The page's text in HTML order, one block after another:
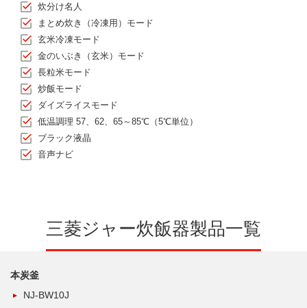
炊分け名人
まとめ炊き（冷凍用）モード
玄米冷凍モード
金のいぶき（玄米）モード
長粒米モード
炒飯モード
ダイズライスモード
低温調理 57、62、65～85℃（5℃単位）
ブラック液晶
音声ナビ
三菱ジャー炊飯器製品一覧
本炭釜
NJ-BW10J